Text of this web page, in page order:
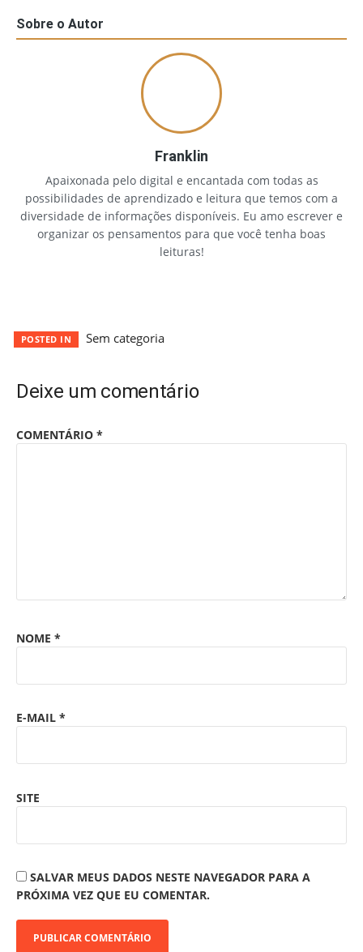
Sobre o Autor
Franklin
Apaixonada pelo digital e encantada com todas as
possibilidades de aprendizado e leitura que temos com a
diversidade de informações disponíveis. Eu amo escrever e
organizar os pensamentos para que você tenha boas
leituras!
POSTED IN Sem categoria
Deixe um comentário
COMENTÁRIO *
NOME *
E-MAIL *
SITE
SALVAR MEUS DADOS NESTE NAVEGADOR PARA A
PRÓXIMA VEZ QUE EU COMENTAR.